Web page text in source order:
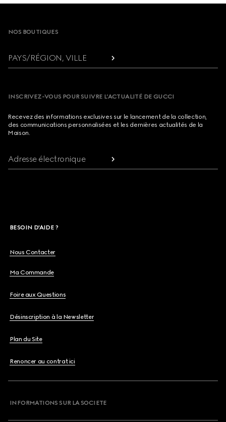
NOS BOUTIQUES
PAYS/RÉGION, VILLE
INSCRIVEZ-VOUS POUR SUIVRE L’ACTUALITÉ DE GUCCI
Recevez des informations exclusives sur le lancement de la collection,
des communications personnalisées et les dernières actualités de la
Maison.
Adresse électronique
BESOIN D'AIDE ?
Nous Contacter
Ma Commande
Foire aux Questions
Désinscription à la Newsletter
Plan du Site
Renoncer au contrat ici
INFORMATIONS SUR LA SOCIETE